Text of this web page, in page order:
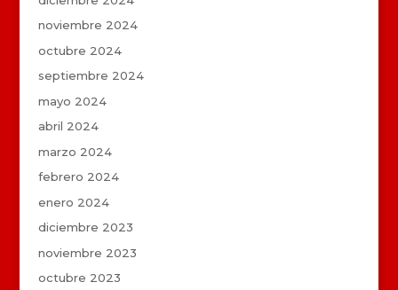
noviembre 2024
octubre 2024
septiembre 2024
mayo 2024
abril 2024
marzo 2024
febrero 2024
enero 2024
diciembre 2023
noviembre 2023
octubre 2023